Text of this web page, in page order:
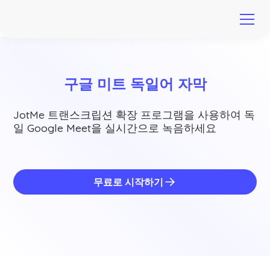
구글 미트 독일어 자막
JotMe 트랜스크립션 확장 프로그램을 사용하여 독
일 Google Meet을 실시간으로 녹음하세요
무료로 시작하기